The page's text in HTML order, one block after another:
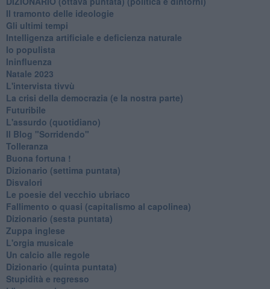
Il tramonto delle ideologie
Gli ultimi tempi
Intelligenza artificiale e deficienza naturale
Io populista
Ininfluenza
Natale 2023
L'intervista tivvù
La crisi della democrazia (e la nostra parte)
Futuribile
L'assurdo (quotidiano)
Il Blog "Sorridendo"
Tolleranza
Buona fortuna !
​Dizionario (settima puntata)
Disvalori
Le poesie del vecchio ubriaco
Fallimento o quasi (capitalismo al capolinea)
Dizionario (sesta puntata)
Zuppa inglese
L'orgia musicale
Un calcio alle regole
Dizionario (quinta puntata)
Stupidità e regresso